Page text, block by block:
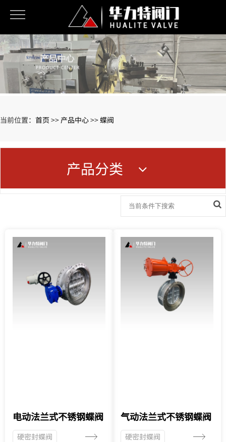
当前位置： 首页 >> 产品中心>> 蝶阀
产品分类
电动法兰式不锈钢蝶阀
硬密封蝶阀
气动法兰式不锈钢蝶阀
硬密封蝶阀